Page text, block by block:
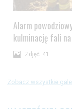
Alarm
kulminację fali
Zdjęć: 41
Zobacz wszystkie